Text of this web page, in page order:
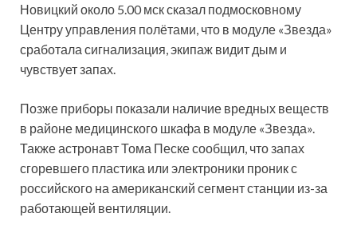
Новицкий около 5.00 мск сказал подмосковному
Центру управления полётами, что в модуле «Звезда»
сработала сигнализация, экипаж видит дым и
чувствует запах.
Позже приборы показали наличие вредных веществ
в районе медицинского шкафа в модуле «Звезда».
Также астронавт Тома Песке сообщил, что запах
сгоревшего пластика или электроники проник с
российского на американский сегмент станции из-за
работающей вентиляции.